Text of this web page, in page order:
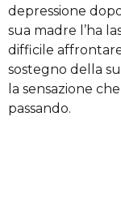
depressione
sua madre l’ha
difficile
sostegno della
la sensazione
passando.